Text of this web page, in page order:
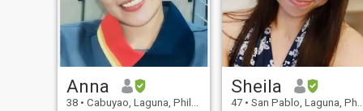
Anna
38 • Cabuyao, Laguna, Philippinen
Sheila
47 • San Pablo, Laguna, Philippinen